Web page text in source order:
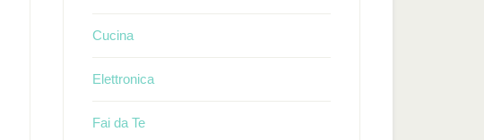
Cucina
Elettronica
Fai da Te